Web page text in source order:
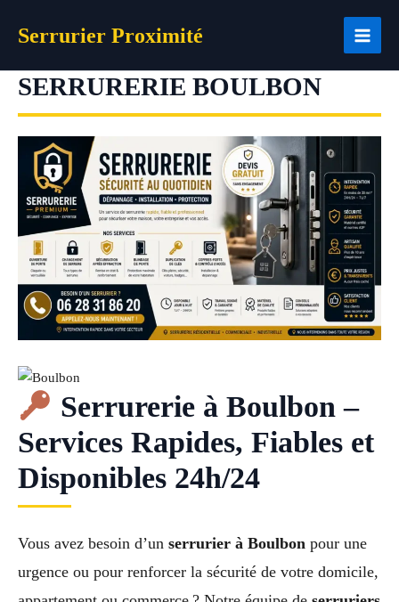
Serrurier Proximité
SERRURERIE BOULBON
Serrurerie à Boulbon –
Services Rapides, Fiables et
Disponibles 24h/24
Vous avez besoin d’un serrurier à Boulbon pour une
urgence ou pour renforcer la sécurité de votre domicile,